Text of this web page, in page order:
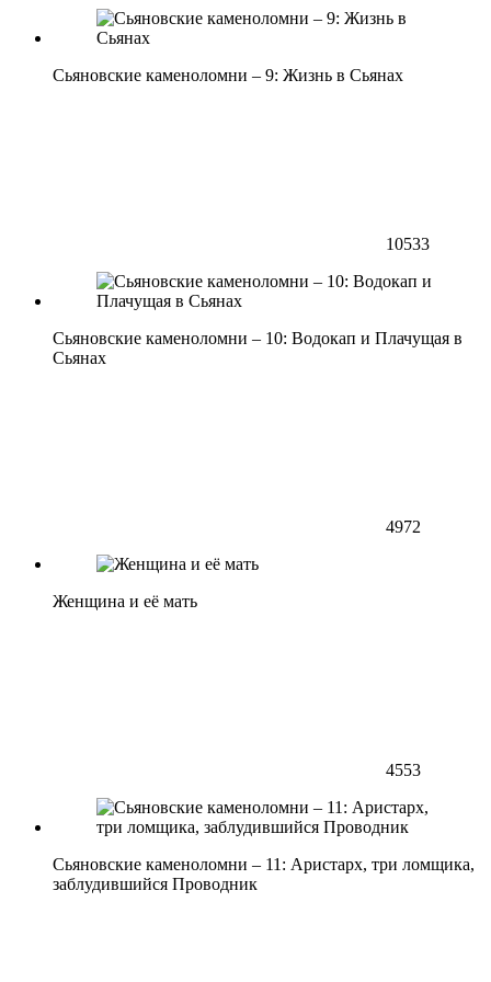
Сьяновские каменоломни – 9: Жизнь в Сьянах
10533
Сьяновские каменоломни – 10: Водокап и Плачущая в
Сьянах
4972
Женщина и её мать
4553
Сьяновские каменоломни – 11: Аристарх, три ломщика,
заблудившийся Проводник